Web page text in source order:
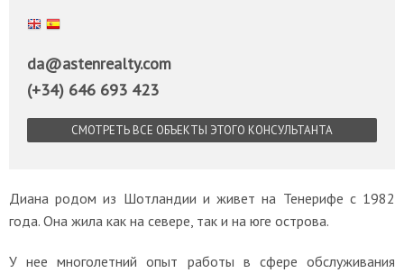
English
da@astenrealty.com
(+34) 646 693 423
СМОТРЕТЬ ВСЕ ОБЪЕКТЫ ЭТОГО КОНСУЛЬТАНТА
Диана родом из Шотландии и живет на Тенерифе с 1982
года. Она жила как на севере, так и на юге острова.
У нее многолетний опыт работы в сфере обслуживания